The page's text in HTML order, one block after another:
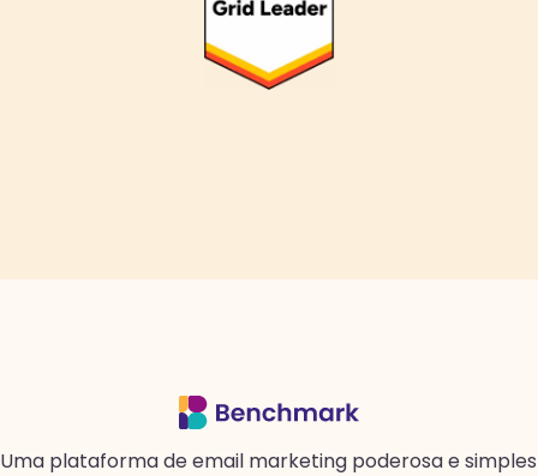
Uma plataforma de email marketing poderosa e simples